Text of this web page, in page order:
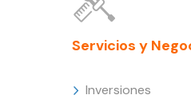
Servicios y
Inversiones